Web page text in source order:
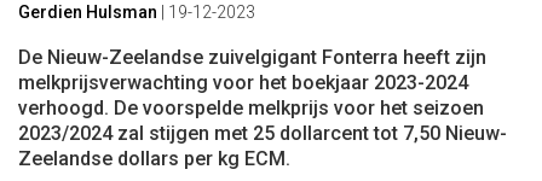
Gerdien Hulsman 19-12-2023
De Nieuw-Zeelandse zuivelgigant Fonterra heeft zijn
melkprijsverwachting voor het boekjaar 2023-2024
verhoogd. De voorspelde melkprijs voor het seizoen
2023/2024 zal stijgen met 25 dollarcent tot 7,50 Nieuw-
Zeelandse dollars per kg ECM.